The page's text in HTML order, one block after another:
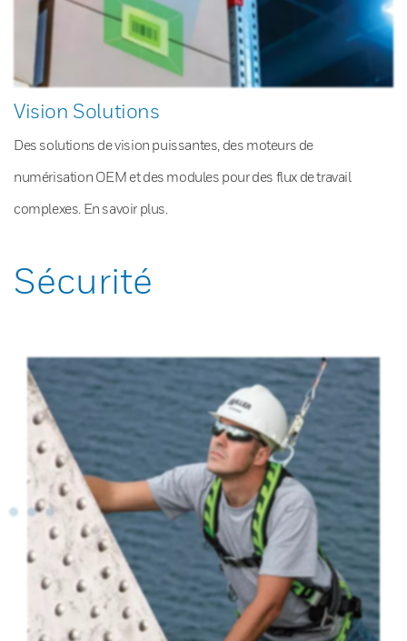
Vision Solutions
Des solutions de vision puissantes, des moteurs de
numérisation OEM et des modules pour des flux de travail
complexes. En savoir plus.
Sécurité